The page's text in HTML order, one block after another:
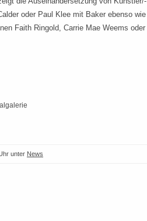
oder Paul Klee mit Baker ebenso wie
Faith Ringold, Carrie Mae Weems oder
unter News